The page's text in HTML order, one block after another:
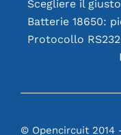
Protocollo
© Opencircuit 2014